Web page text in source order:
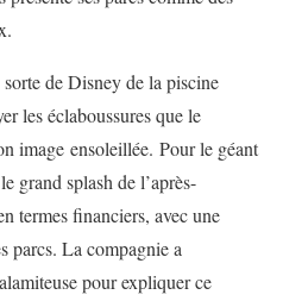
de Disney de la piscine
les éclaboussures que le
image ensoleillée. Pour le géant
grand splash de l’après-
termes financiers, avec une
parcs. La compagnie a
pour expliquer ce